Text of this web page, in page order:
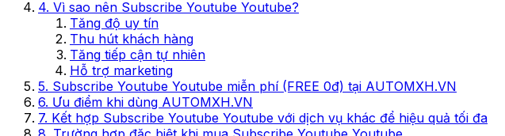
3. Hướng dẫn Subscribe Youtube Youtube tại AUTOMXH.VN (4 bước)
4. Vì sao nên Subscribe Youtube Youtube?
Tăng độ uy tín
Thu hút khách hàng
Tăng tiếp cận tự nhiên
Hỗ trợ marketing
5. Subscribe Youtube Youtube miễn phí (FREE 0đ) tại AUTOMXH.VN
6. Ưu điểm khi dùng AUTOMXH.VN
7. Kết hợp Subscribe Youtube Youtube với dịch vụ khác để hiệu quả tối đa